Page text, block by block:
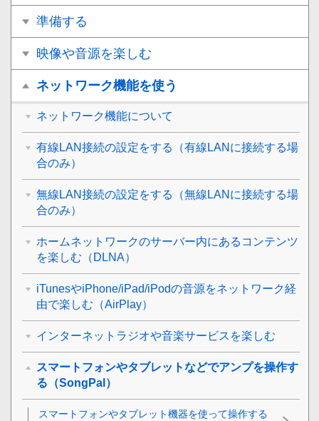
準備する
映像や音源を楽しむ
ネットワーク機能を使う
ネットワーク機能について
有線LAN接続の設定をする（有線LANに接続する場
合のみ）
無線LAN接続の設定をする（無線LANに接続する場
合のみ）
ホームネットワークのサーバー内にあるコンテンツ
を楽しむ（DLNA）
iTunesやiPhone/iPad/iPodの音源をネットワーク経
由で楽しむ（AirPlay）
インターネットラジオや音楽サービスを楽しむ
スマートフォンやタブレットなどでアンプを操作す
る（SongPal）
スマートフォンやタブレット機器を使って操作する